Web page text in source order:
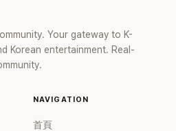
Your gateway to K-
Korean entertainment. Real-
NAVIGATION
首頁